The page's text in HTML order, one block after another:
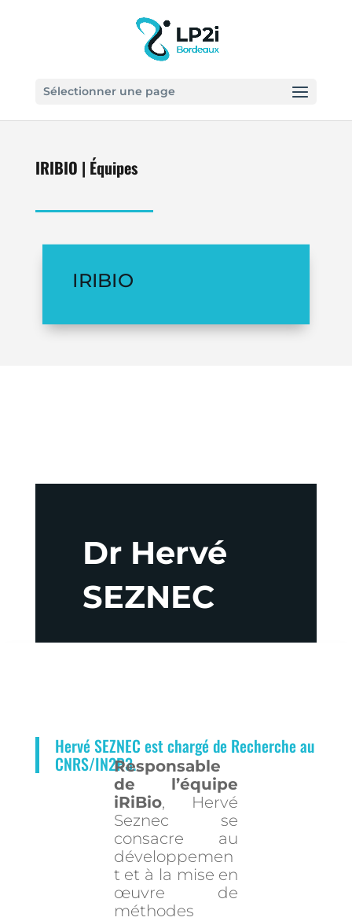
Sélectionner une page
IRIBIO | Équipes
IRIBIO
Dr Hervé
SEZNEC
Hervé SEZNEC est chargé de Recherche au
CNRS/IN2P3.Responsable
de l’équipe
iRiBio, Hervé
Seznec se
consacre au
développemen
t et à la mise en
œuvre de
méthodes